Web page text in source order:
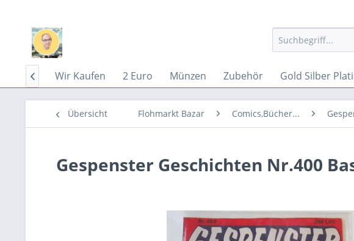
Home Wir Kaufen 2 Euro Münzen Zubehör Gold Silber

Übersicht Flohmarkt Bazar Comics,Bücher...
Gespenster Geschichten Nr.400